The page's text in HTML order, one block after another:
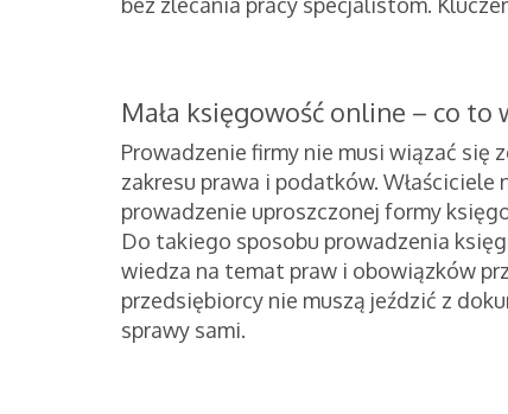
Mała księgowość online – co to
Prowadzenie firmy nie musi wiązać się
zakresu prawa i podatków.
prowadzenie uproszczonej formy
Do takiego sposobu prowadzenia
wiedza na temat praw i obowiązków
przedsiębiorcy nie muszą jeździć z
sprawy sami.